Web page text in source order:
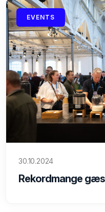
EVENTS
30.10.2024
Rekordmange